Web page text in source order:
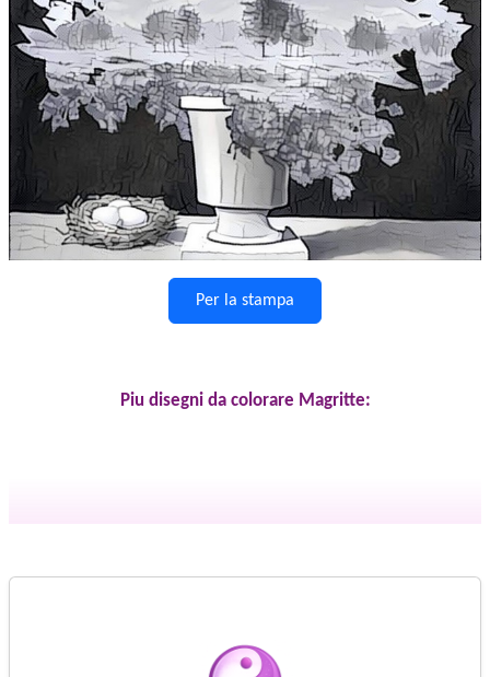
Per la stampa
Piu disegni da colorare Magritte: